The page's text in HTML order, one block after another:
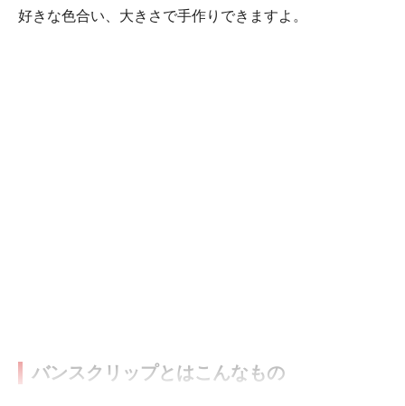
好きな色合い、大きさで手作りできますよ。
バンスクリップとはこんなもの